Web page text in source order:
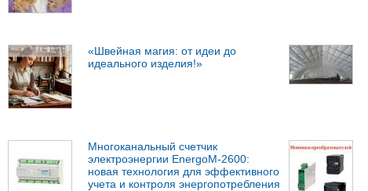
«Швейная магия: от идеи до
идеального изделия!»
Многоканальный счетчик
электроэнергии EnergoM-2600:
новая технология для эффективного
учета и контроля энергопотребления